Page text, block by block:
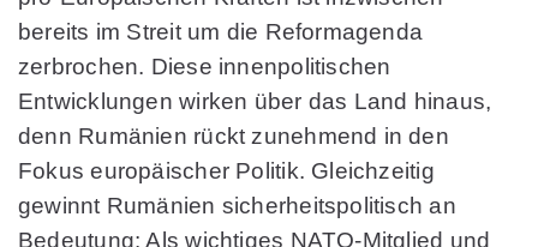
bereits im Streit um die Reformagenda
zerbrochen. Diese innenpolitischen
Entwicklungen wirken über das Land hinaus,
denn Rumänien rückt zunehmend in den
Fokus europäischer Politik. Gleichzeitig
gewinnt Rumänien sicherheitspolitisch an
Bedeutung: Als wichtiges NATO-Mitglied und